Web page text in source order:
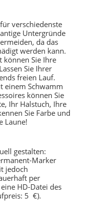
verschiedenste
Untergründe
da das
werden kann.
können Sie Ihre
Sie Ihrer
freien Lauf.
einem Schwamm
können Sie
Ihr Halstuch, Ihre
Sie Farbe und
Laune!
gestalten:
Marker
jedoch
per
HD-Datei des
5 €).